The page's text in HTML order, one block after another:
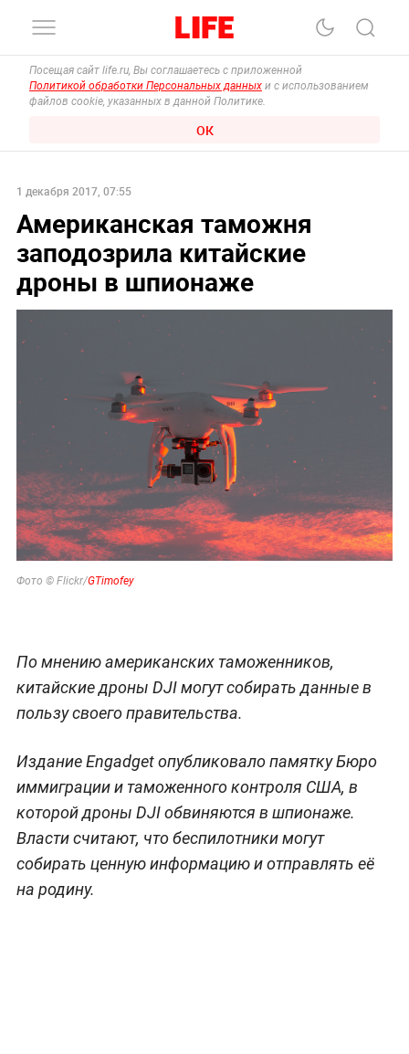
Посещая сайт life.ru, Вы соглашаетесь с приложенной
Политикой обработки Персональных данных и с использованием
файлов cookie, указанных в данной Политике.
ОК
1 декабря 2017, 07:55
Американская таможня
заподозрила китайские
дроны в шпионаже
Фото © Flickr/GTimofey
По мнению американских таможенников,
китайские дроны DJI могут собирать данные в
пользу своего правительства.
Издание Engadget опубликовало памятку Бюро
иммиграции и таможенного контроля США, в
которой дроны DJI обвиняются в шпионаже.
Власти считают, что беспилотники могут
собирать ценную информацию и отправлять её
на родину.